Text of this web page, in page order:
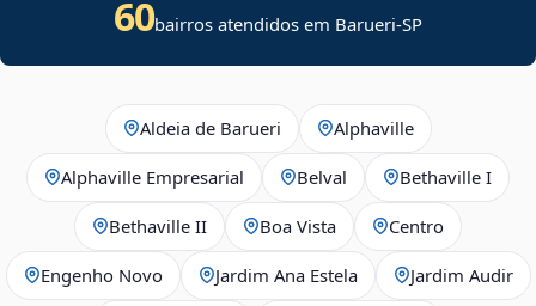
60bairros atendidos em Barueri-SP
Aldeia de Barueri Alphaville
Alphaville Empresarial Belval Bethaville I
Bethaville II Boa Vista Centro
Engenho Novo Jardim Ana Estela Jardim Audir